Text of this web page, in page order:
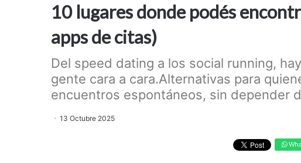
10 lugares donde podés
apps de citas)
Del speed dating a los social running,
gente cara a cara.Alternativas para
encuentros espontáneos, sin depender
13 Octubre 2025